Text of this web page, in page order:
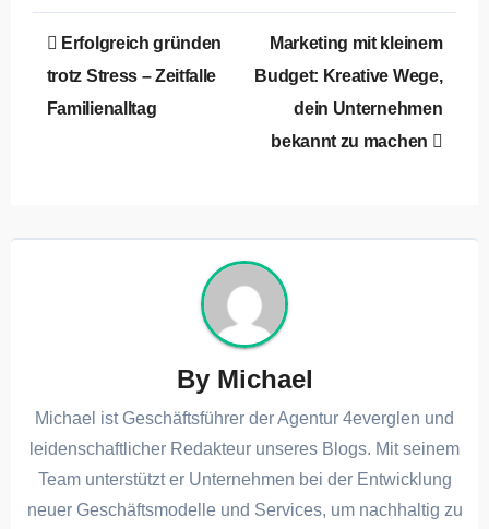
Beitragsnavigation
Erfolgreich gründen
trotz Stress – Zeitfalle
Familienalltag
Marketing mit kleinem
Budget: Kreative Wege,
dein Unternehmen
bekannt zu machen
By Michael
Michael ist Geschäftsführer der Agentur 4everglen und
leidenschaftlicher Redakteur unseres Blogs. Mit seinem
Team unterstützt er Unternehmen bei der Entwicklung
neuer Geschäftsmodelle und Services, um nachhaltig zu